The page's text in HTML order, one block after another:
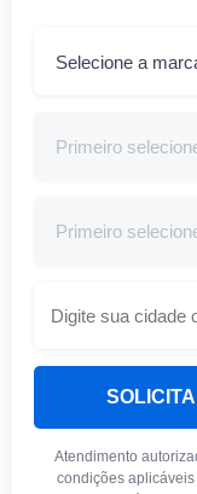
Atendimento
condições